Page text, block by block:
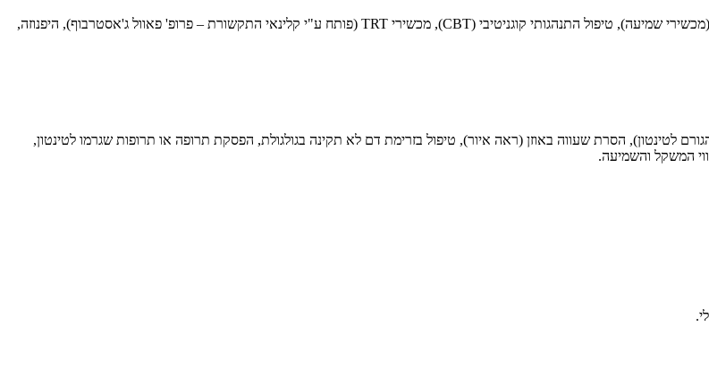
וכוללים: נוגדי דיכאון וחרדה, טיפול בליקויי שמיעה (מכשירי שמיעה), טיפול התנהגותי קוגניטיבי (CBT), מכשירי TRT (פותח ע"י קלינאי התקשורת – פרופ' פאוול ג'אסטרבוף), היפנוזה,
לטינטון), הסרת שעווה באוזן (ראה איור), טיפול בזרימת דם לא תקינה בגולגולת, הפסקת תרופה או תרופות שגרמו לטינטון,
המשקל והשמיעה.